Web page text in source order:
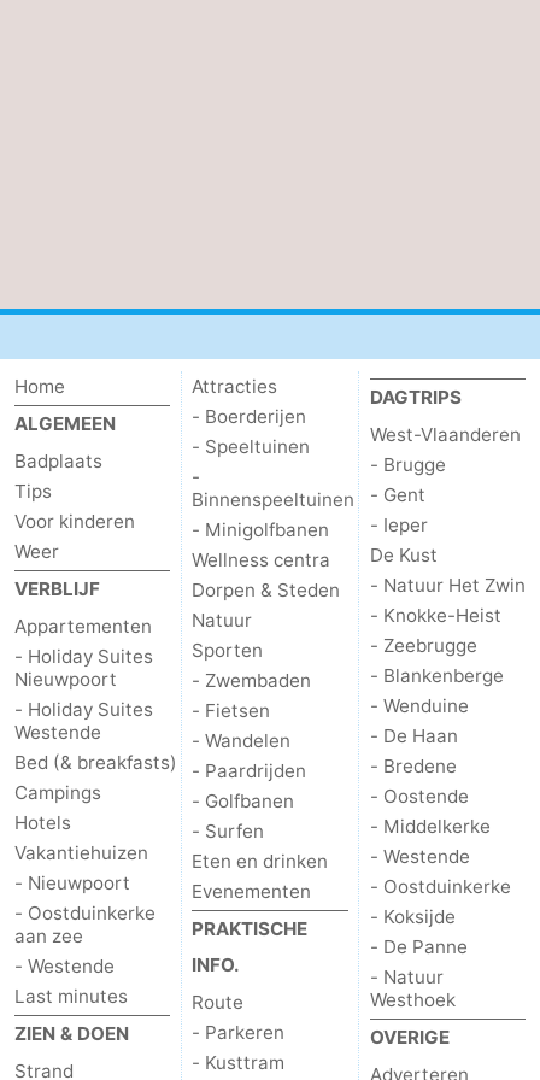
Oostduinkerke
-
Koksijde
-
De
Panne
-
Natuur
Westhoek
Weer
Contact
Home
ALGEMEEN
Badplaats
Tips
Voor kinderen
Weer
VERBLIJF
Appartementen
- Holiday Suites
Nieuwpoort
- Holiday Suites
Westende
Bed (& breakfasts)
Campings
Hotels
Vakantiehuizen
- Nieuwpoort
- Oostduinkerke
aan zee
- Westende
Last minutes
ZIEN & DOEN
Strand
Attracties
- Boerderijen
- Speeltuinen
-
Binnenspeeltuinen
- Minigolfbanen
Wellness centra
Dorpen & Steden
Natuur
Sporten
- Zwembaden
- Fietsen
- Wandelen
- Paardrijden
- Golfbanen
- Surfen
Eten en drinken
Evenementen
PRAKTISCHE
INFO.
Route
- Parkeren
- Kusttram
DAGTRIPS
West-Vlaanderen
- Brugge
- Gent
- Ieper
De Kust
- Natuur Het Zwin
- Knokke-Heist
- Zeebrugge
- Blankenberge
- Wenduine
- De Haan
- Bredene
- Oostende
- Middelkerke
- Westende
- Oostduinkerke
- Koksijde
- De Panne
- Natuur
Westhoek
OVERIGE
Adverteren